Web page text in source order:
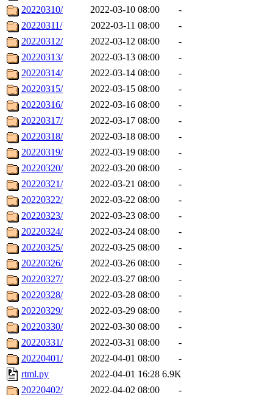
20220310/
2022-03-10 08:00
-
20220311/
2022-03-11 08:00
-
20220312/
2022-03-12 08:00
-
20220313/
2022-03-13 08:00
-
20220314/
2022-03-14 08:00
-
20220315/
2022-03-15 08:00
-
20220316/
2022-03-16 08:00
-
20220317/
2022-03-17 08:00
-
20220318/
2022-03-18 08:00
-
20220319/
2022-03-19 08:00
-
20220320/
2022-03-20 08:00
-
20220321/
2022-03-21 08:00
-
20220322/
2022-03-22 08:00
-
20220323/
2022-03-23 08:00
-
20220324/
2022-03-24 08:00
-
20220325/
2022-03-25 08:00
-
20220326/
2022-03-26 08:00
-
20220327/
2022-03-27 08:00
-
20220328/
2022-03-28 08:00
-
20220329/
2022-03-29 08:00
-
20220330/
2022-03-30 08:00
-
20220331/
2022-03-31 08:00
-
20220401/
2022-04-01 08:00
-
rtml.py
2022-04-01 16:28 6.9K
20220402/
2022-04-02 08:00
-